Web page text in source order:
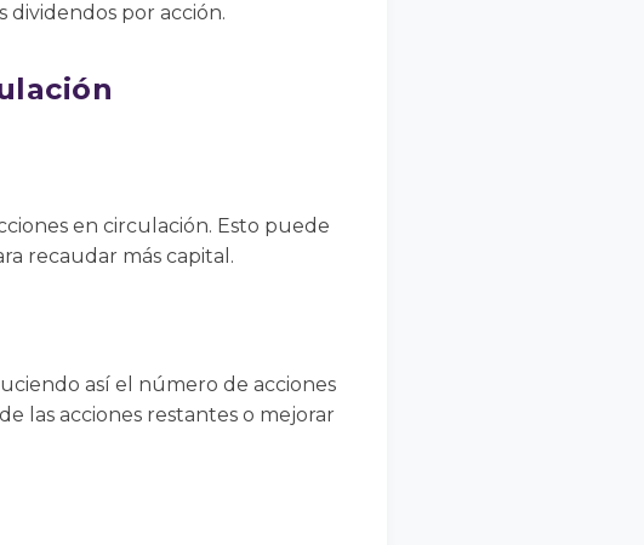
por acción.
en circulación. Esto puede
recaudar más capital.
así el número de acciones
las acciones restantes o mejorar